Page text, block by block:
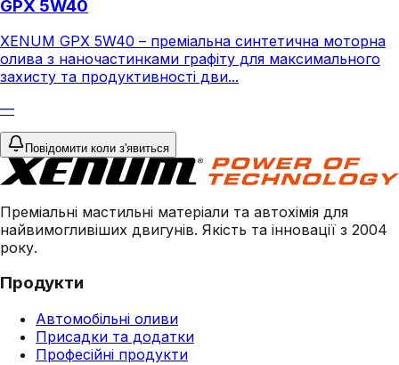
GPX 5W40
XENUM GPX 5W40 – преміальна синтетична моторна
олива з наночастинками графіту для максимального
захисту та продуктивності дви...
—
Повідомити коли з'явиться
Преміальні мастильні матеріали та автохімія для
найвимогливіших двигунів. Якість та інновації з 2004
року.
Продукти
Автомобільні оливи
Присадки та додатки
Професійні продукти